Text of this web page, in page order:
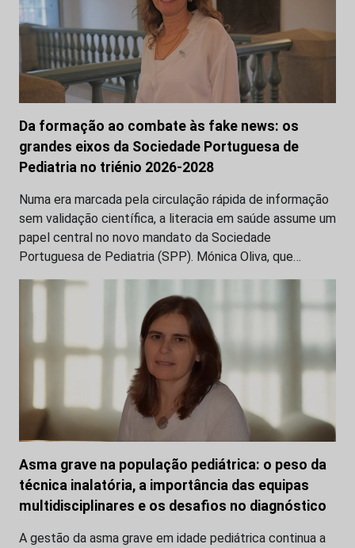
Da formação ao combate às fake news: os
grandes eixos da Sociedade Portuguesa de
Pediatria no triénio 2026-2028
Numa era marcada pela circulação rápida de informação
sem validação científica, a literacia em saúde assume um
papel central no novo mandato da Sociedade
Portuguesa de Pediatria (SPP). Mónica Oliva, que…
Asma grave na população pediátrica: o peso da
técnica inalatória, a importância das equipas
multidisciplinares e os desafios no diagnóstico
A gestão da asma grave em idade pediátrica continua a